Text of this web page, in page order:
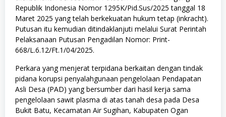
Republik Indonesia Nomor 1295K/Pid.Sus/2025 tanggal 18
Maret 2025 yang telah berkekuatan hukum tetap (inkracht).
Putusan itu kemudian ditindaklanjuti melalui Surat Perintah
Pelaksanaan Putusan Pengadilan Nomor: Print-
668/L.6.12/Ft.1/04/2025.
Perkara yang menjerat terpidana berkaitan dengan tindak
pidana korupsi penyalahgunaan pengelolaan Pendapatan
Asli Desa (PAD) yang bersumber dari hasil kerja sama
pengelolaan sawit plasma di atas tanah desa pada Desa
Bukit Batu, Kecamatan Air Sugihan, Kabupaten Ogan